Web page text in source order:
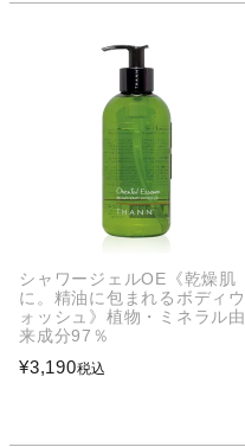
シャワージェルOE《乾燥肌
に。精油に包まれるボディウ
ォッシュ》植物・ミネラル由
来成分97％
¥3,190税込